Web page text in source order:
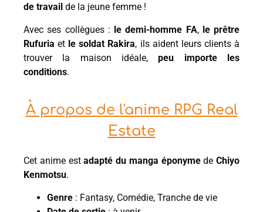
de travail de la jeune femme !
Avec ses collègues : le demi-homme FA, le prêtre
Rufuria et le soldat Rakira, ils aident leurs clients à
trouver la maison idéale,peu importe les
conditions.
À propos de l'anime RPG Real
Estate
Cet anime estadapté du manga éponymede Chiyo
Kenmotsu.
Genre : Fantasy, Comédie, Tranche de vie